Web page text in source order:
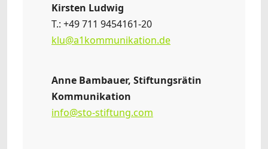
Kirsten Ludwig
T.: +49 711 9454161-20
klu@a1kommunikation.de
Anne Bambauer, Stiftungsrätin
Kommunikation
info@sto-stiftung.com